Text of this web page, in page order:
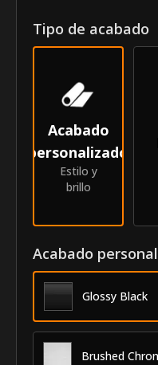
Año
2014-
Modelo
Identidad
GRI-
Tipo de acabado
Acabado
personalizado
Estilo y
brillo
Acabado
Glossy Black
Brushed